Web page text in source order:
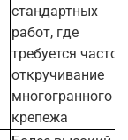
стандартных
работ, где
требуется частое
откручивание
многогранного
крепежа